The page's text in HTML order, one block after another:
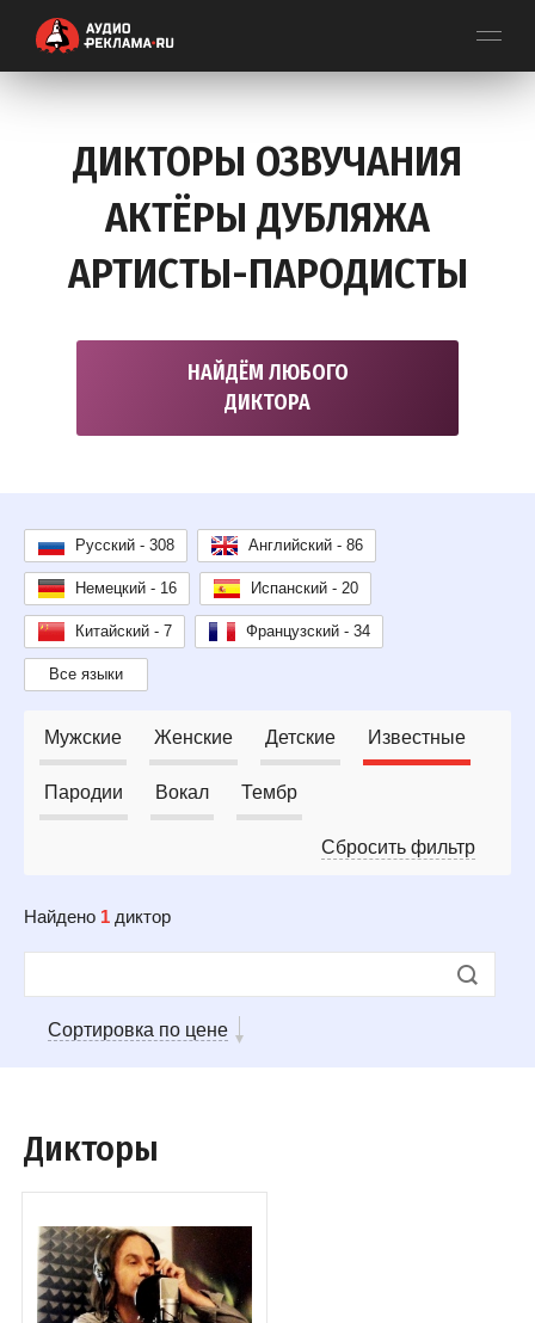
ДИКТОРЫ ОЗВУЧАНИЯ
АКТЁРЫ ДУБЛЯЖА
АРТИСТЫ-ПАРОДИСТЫ
НАЙДЁМ ЛЮБОГО
ДИКТОРА
Русский - 308 Английский - 86
Немецкий - 16 Испанский - 20
Китайский - 7 Французский - 34
Все языки
Мужские Женские Детские Известные
Пародии Вокал Тембр
Сбросить фильтр
Найдено 1 диктор
Сортировка по цене
Дикторы